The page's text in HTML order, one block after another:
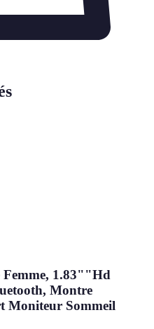
Femme, 1.83""Hd
Montre
Moniteur Sommeil